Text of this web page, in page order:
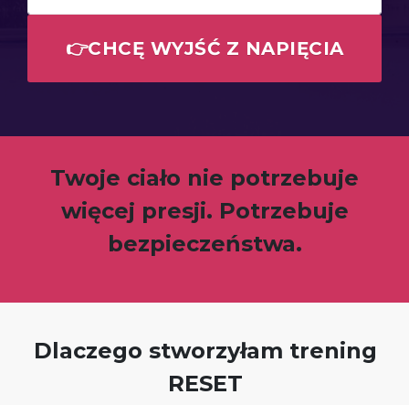
👉CHCĘ WYJŚĆ Z NAPIĘCIA
Twoje ciało nie potrzebuje
więcej presji. Potrzebuje
bezpieczeństwa.
Dlaczego stworzyłam trening
RESET